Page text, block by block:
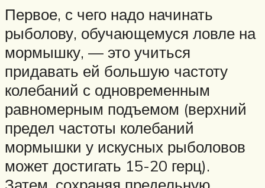
Первое, с чего надо начинать
рыболову, обучающемуся ловле на
мормышку, — это учиться
придавать ей большую частоту
колебаний с одновременным
равномерным подъе­мом (верхний
предел частоты коле­баний
мормышки у искусных рыболовов
может достигать 15-20 герц).